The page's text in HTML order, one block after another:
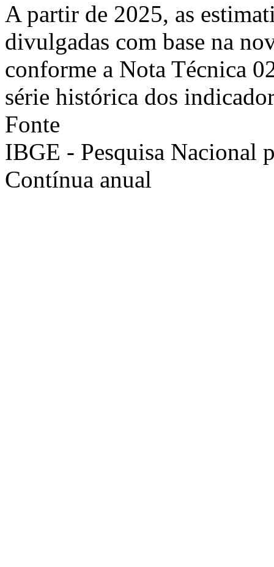
A partir de 2025, as
divulgadas com base na
conforme a Nota Técnica
série histórica dos
Fonte
IBGE - Pesquisa Nacional
Contínua anual